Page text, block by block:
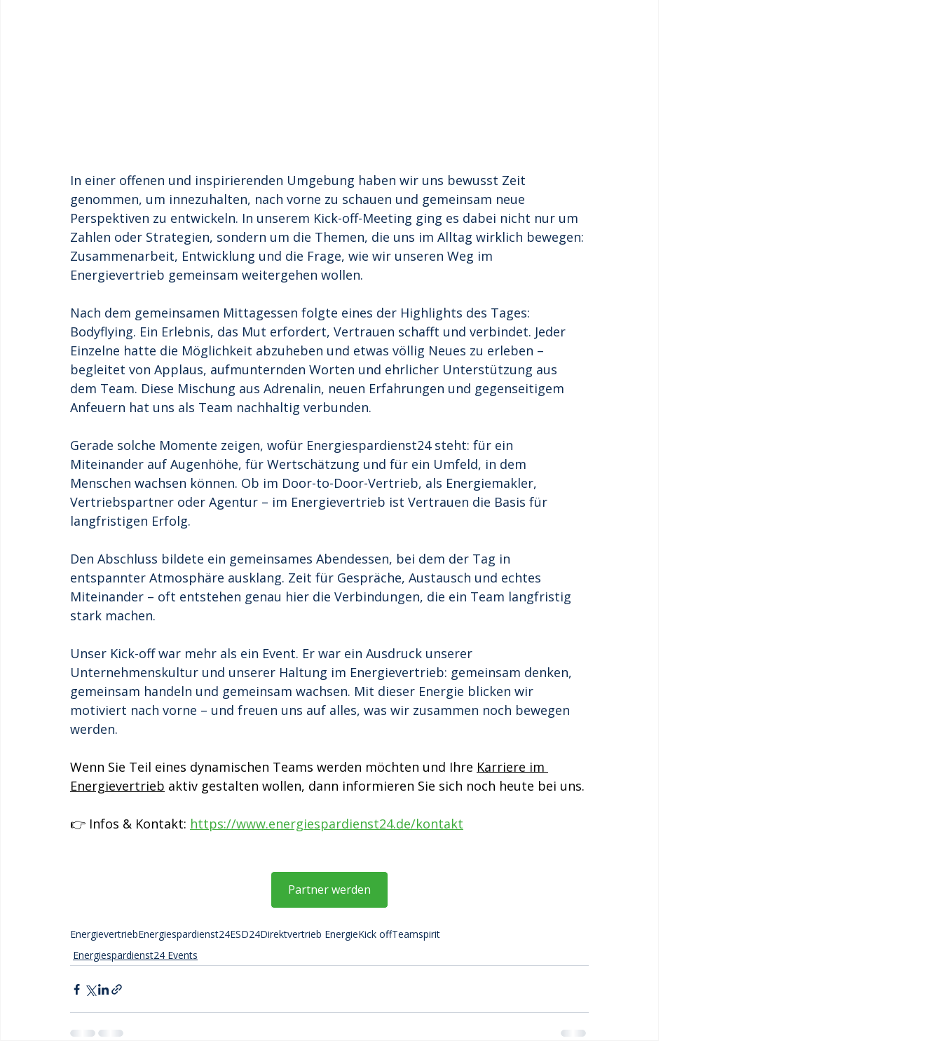
In einer offenen und inspirierenden Umgebung haben wir uns bewusst Zeit
genommen, um innezuhalten, nach vorne zu schauen und gemeinsam neue
Perspektiven zu entwickeln. In unserem Kick-off-Meeting ging es dabei nicht nur um
Zahlen oder Strategien, sondern um die Themen, die uns im Alltag wirklich bewegen:
Zusammenarbeit, Entwicklung und die Frage, wie wir unseren Weg im
Energievertrieb gemeinsam weitergehen wollen.
Nach dem gemeinsamen Mittagessen folgte eines der Highlights des Tages:
Bodyflying. Ein Erlebnis, das Mut erfordert, Vertrauen schafft und verbindet. Jeder
Einzelne hatte die Möglichkeit abzuheben und etwas völlig Neues zu erleben –
begleitet von Applaus, aufmunternden Worten und ehrlicher Unterstützung aus
dem Team. Diese Mischung aus Adrenalin, neuen Erfahrungen und gegenseitigem
Anfeuern hat uns als Team nachhaltig verbunden.
Gerade solche Momente zeigen, wofür Energiespardienst24 steht: für ein
Miteinander auf Augenhöhe, für Wertschätzung und für ein Umfeld, in dem
Menschen wachsen können. Ob im Door-to-Door-Vertrieb, als Energiemakler,
Vertriebspartner oder Agentur – im Energievertrieb ist Vertrauen die Basis für
langfristigen Erfolg.
Den Abschluss bildete ein gemeinsames Abendessen, bei dem der Tag in
entspannter Atmosphäre ausklang. Zeit für Gespräche, Austausch und echtes
Miteinander – oft entstehen genau hier die Verbindungen, die ein Team langfristig
stark machen.
Unser Kick-off war mehr als ein Event. Er war ein Ausdruck unserer
Unternehmenskultur und unserer Haltung im Energievertrieb: gemeinsam denken,
gemeinsam handeln und gemeinsam wachsen. Mit dieser Energie blicken wir
motiviert nach vorne – und freuen uns auf alles, was wir zusammen noch bewegen
werden.
Wenn Sie Teil eines dynamischen Teams werden möchten und Ihre Karriere im
Energievertrieb aktiv gestalten wollen, dann informieren Sie sich noch heute bei uns.
👉 Infos & Kontakt: https://www.energiespardienst24.de/kontakt
Partner werden
EnergievertriebEnergiespardienst24ESD24Direktvertrieb EnergieKick offTeamspirit
Energiespardienst24 Events